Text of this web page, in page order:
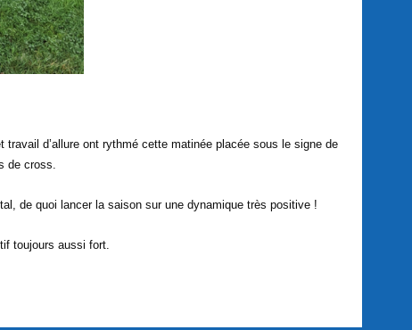
d’allure ont rythmé cette matinée placée sous le signe de
de cross.
de quoi lancer la saison sur une dynamique très positive !
toujours aussi fort.